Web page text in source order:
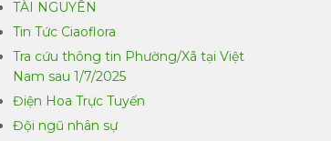
TÀI NGUYÊN
Tin Tức Ciaoflora
Tra cứu thông tin Phường/Xã tại Việt
Nam sau 1/7/2025
Điện Hoa Trực Tuyến
Đội ngũ nhân sự